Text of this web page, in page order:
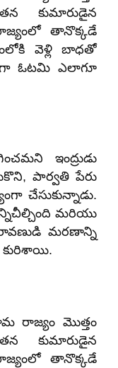
కుమారుడైన
తానొక్కడే
వెళ్లి బాధతో
ఓటమి ఎలాగూ
ఇంద్రుడు
పార్వతి పేరు
చేసుకున్నాడు.
మరియు
మరణాన్ని
కురిశాయి.
రాజ్యం మొత్తం
కుమారుడైన
తానొక్కడే